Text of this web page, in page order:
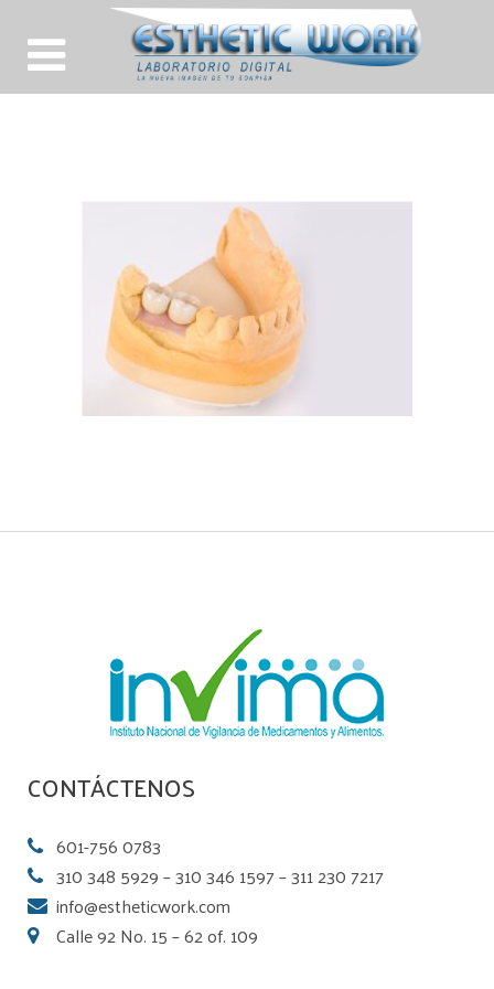
CONTÁCTENOS
601-756 0783
310 348 5929 – 310 346 1597 – 311 230 7217
info@estheticwork.com
Calle 92 No. 15 – 62 of. 109